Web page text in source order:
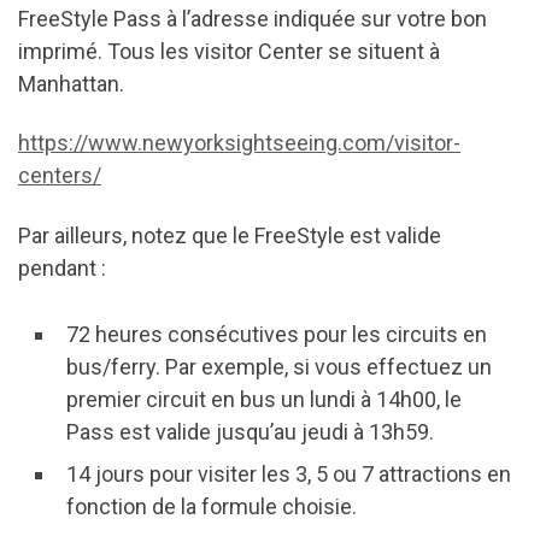
FreeStyle Pass à l’adresse indiquée sur votre bon
imprimé. Tous les visitor Center se situent à
Manhattan.
https://www.newyorksightseeing.com/visitor-
centers/
Par ailleurs, notez que le FreeStyle est valide
pendant :
72 heures consécutives pour les circuits en
bus/ferry. Par exemple, si vous effectuez un
premier circuit en bus un lundi à 14h00, le
Pass est valide jusqu’au jeudi à 13h59.
14 jours pour visiter les 3, 5 ou 7 attractions en
fonction de la formule choisie.